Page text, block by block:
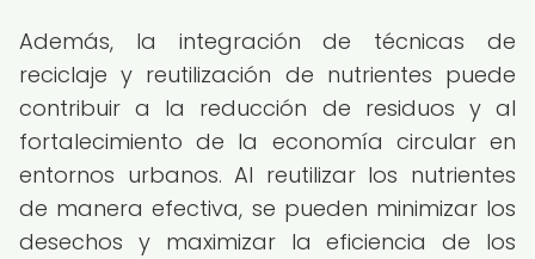
Además, la integración de técnicas de
reciclaje y reutilización de nutrientes puede
contribuir a la reducción de residuos y al
fortalecimiento de la economía circular en
entornos urbanos. Al reutilizar los nutrientes
de manera efectiva, se pueden minimizar los
desechos y maximizar la eficiencia de los